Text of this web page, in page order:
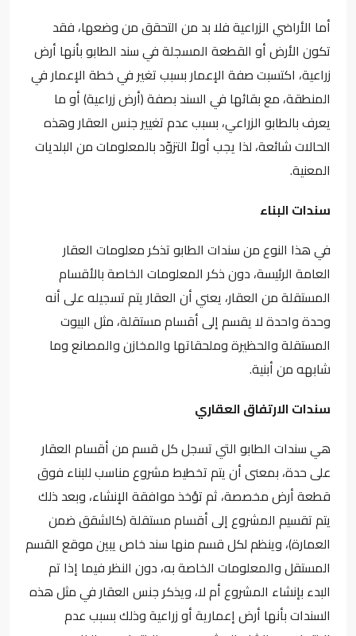
أما الأراضي الزراعية فلا بد من التحقق من وضعها، فقد
تكون الأرض أو القطعة المسجلة في سند الطابو بأنها أرض
زراعية، اكتسبت صفة الإعمار بسبب تغير في خطة الإعمار في
المنطقة، مع بقائها في السند بصفة (أرض زراعية) أو ما
يعرف بالطابو الزراعي، بسبب عدم تغيير جنس العقار وهذه
الحالات شائعة، لذا يجب أولاً التزوّد بالمعلومات من البلديات
المعنية.
سندات البناء
في هذا النوع من سندات الطابو تذكر معلومات العقار
العامة الرئيسة، دون ذكر المعلومات الخاصة بالأقسام
المستقلة من العقار، يعني أن العقار يتم تسجيله على أنه
وحدة واحدة لا يقسم إلى أقسام مستقلة، مثل البيوت
المستقلة والحظيرة وملحقاتها والمخازن والمصانع وما
شابهه من أبنية.
سندات الارتفاق العقاري
هي سندات الطابو التي تسجل كل قسم من أقسام العقار
على حدة، بمعنى أن يتم تخطيط مشروع مناسب للبناء فوق
قطعة أرض مخصصة، ثم تؤخذ موافقة الإنشاء، وبعد ذلك
يتم تقسيم المشروع إلى أقسام مستقلة (كالشقق ضمن
العمارة)، وينظم لكل قسم منها سند خاص يبين موقع القسم
المستقل والمعلومات الخاصة به، دون النظر فيما إذا تم
البدء بإنشاء المشروع أم لا، ويذكر جنس العقار في مثل هذه
السندات بأنها أرض إعمارية أو زراعية وذلك بسبب عدم